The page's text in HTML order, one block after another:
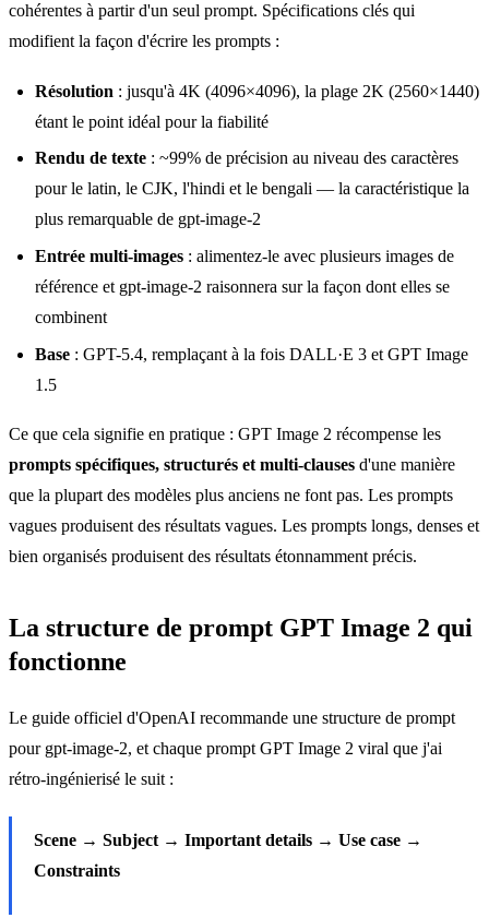
cohérentes à partir d'un seul prompt. Spécifications clés qui
modifient la façon d'écrire les prompts :
Résolution : jusqu'à 4K (4096×4096), la plage 2K (2560×1440)
étant le point idéal pour la fiabilité
Rendu de texte : ~99% de précision au niveau des caractères
pour le latin, le CJK, l'hindi et le bengali — la caractéristique la
plus remarquable de gpt-image-2
Entrée multi-images : alimentez-le avec plusieurs images de
référence et gpt-image-2 raisonnera sur la façon dont elles se
combinent
Base : GPT-5.4, remplaçant à la fois DALL·E 3 et GPT Image
1.5
Ce que cela signifie en pratique : GPT Image 2 récompense les
prompts spécifiques, structurés et multi-clauses d'une manière
que la plupart des modèles plus anciens ne font pas. Les prompts
vagues produisent des résultats vagues. Les prompts longs, denses et
bien organisés produisent des résultats étonnamment précis.
La structure de prompt GPT Image 2 qui
fonctionne
Le guide officiel d'OpenAI recommande une structure de prompt
pour gpt-image-2, et chaque prompt GPT Image 2 viral que j'ai
rétro-ingénierisé le suit :
Scene → Subject → Important details → Use case →
Constraints